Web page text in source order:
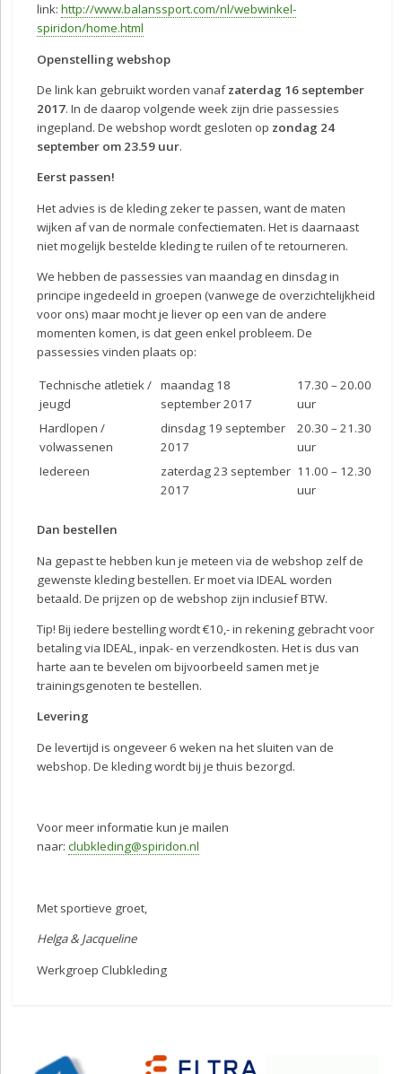
link:http://www.balanssport.com/nl/webwinkel-
spiridon/home.html
Openstelling webshop
De link kan gebruikt worden vanafzaterdag 16 september
2017. In de daarop volgende week zijn drie passessies
ingepland. De webshop wordt gesloten op zondag 24
september om 23.59 uur.
Eerst passen!
Het advies is de kleding zeker te passen, want de maten
wijken af van de normale confectiematen. Het is daarnaast
niet mogelijk bestelde kleding te ruilen of te retourneren.
We hebben de passessies van maandag en dinsdag in
principe ingedeeld in groepen (vanwege de overzichtelijkheid
voor ons) maar mocht je liever op een van de andere
momenten komen, is dat geen enkel probleem. De
passessies vinden plaats op:
Technische atletiek /
jeugd
maandag 18
september 2017
17.30 – 20.00
uur
Hardlopen /
volwassenen
dinsdag 19 september
2017
20.30 – 21.30
uur
Iedereen
zaterdag 23 september
2017
11.00 – 12.30
uur
Dan bestellen
Na gepast te hebben kun je meteen via de webshop zelf de
gewenste kleding bestellen. Er moet via IDEAL worden
betaald. De prijzen op de webshop zijn inclusief BTW.
Tip! Bij iedere bestelling wordt €10,- in rekening gebracht voor
betaling via IDEAL, inpak- en verzendkosten. Het is dus van
harte aan te bevelen om bijvoorbeeld samen met je
trainingsgenoten te bestellen.
Levering
De levertijd is ongeveer 6 weken na het sluiten van de
webshop. De kleding wordt bij je thuis bezorgd.
Voor meer informatie kun je mailen
naar:clubkleding@spiridon.nl
Met sportieve groet,
Helga & Jacqueline
Werkgroep Clubkleding